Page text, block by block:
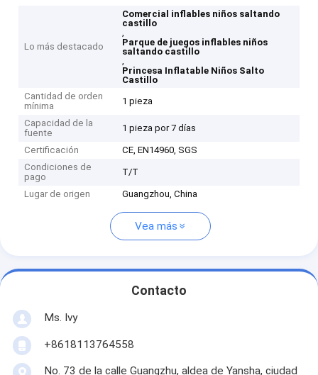
Lo más destacado
Comercial inflables niños saltando
castillo
,
Parque de juegos inflables niños
saltando castillo
,
Princesa Inflatable Niños Salto
Castillo
Cantidad de orden
mínima
1 pieza
Capacidad de la
fuente
1 pieza por 7 días
Certificación
CE, EN14960, SGS
Condiciones de
pago
T/T
Lugar de origen Guangzhou, China
Vea más
Contacto
Ms. Ivy
+8618113764558
No. 73 de la calle Guangzhu, aldea de Yansha, ciudad